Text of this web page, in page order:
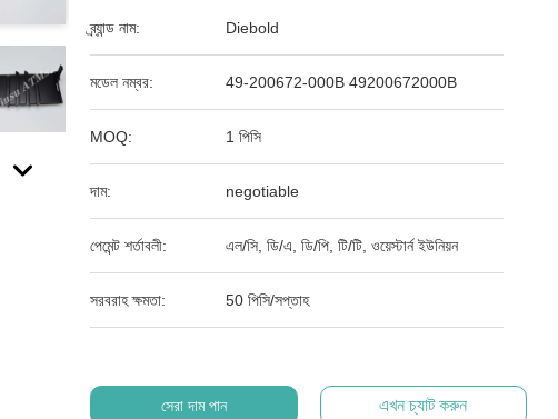
ব্র্যান্ড নাম: Diebold
মডেল নম্বর: 49-200672-000B 49200672000B
MOQ: 1 পিসি
দাম: negotiable
পেমেন্ট শর্তাবলী: এল/সি, ডি/এ, ডি/পি, টি/টি, ওয়েস্টার্ন ইউনিয়ন
সরবরাহ ক্ষমতা: 50 পিসি/সপ্তাহ
সেরা দাম পান এখন চ্যাট করুন